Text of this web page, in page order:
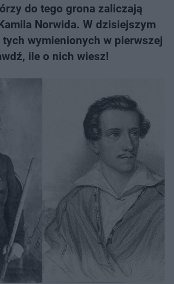
do tego grona zaliczają
Norwida. W dzisiejszym
wymienionych w pierwszej
ile o nich wiesz!